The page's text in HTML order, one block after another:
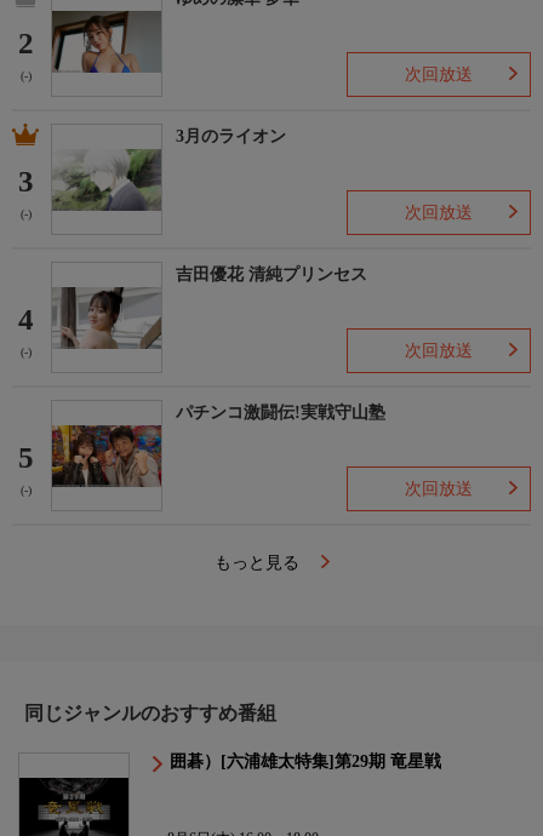
2
(-) 次回放送
3
(-)
3月のライオン
次回放送
4
(-)
吉田優花 清純プリンセス
次回放送
5
(-)
パチンコ激闘伝!実戦守山塾
次回放送
もっと見る
同じジャンルのおすすめ番組
囲碁）[六浦雄太特集]第29期 竜星戦